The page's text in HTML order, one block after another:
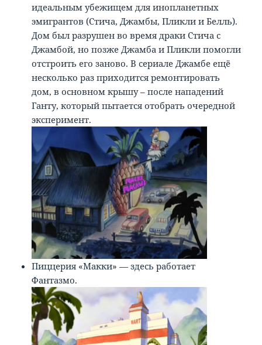
идеальным убежищем для инопланетных
эмигрантов (Стича, Джамбы, Пликли и Белль).
Дом был разрушен во время драки Стича с
Джамбой, но позже Джамба и Пликли помогли
отстроить его заново. В сериале Джамбе ещё
несколько раз приходится ремонтировать
дом, в основном крышу – после нападений
Ганту, который пытается отобрать очередной
эксперимент.
Пиццерия «Макки» — здесь работает
Фантазмо.